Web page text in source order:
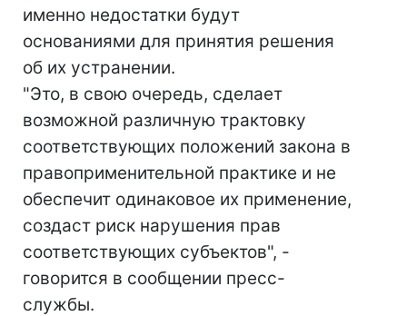
именно недостатки будут
основаниями для принятия решения
об их устранении.
"Это, в свою очередь, сделает
возможной различную трактовку
соответствующих положений закона в
правоприменительной практике и не
обеспечит одинаковое их применение,
создаст риск нарушения прав
соответствующих субъектов", -
говорится в сообщении пресс-
службы.